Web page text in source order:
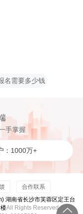
名需要多少钱
手掌握
：1000万+
合作联系
湖南省长沙市芙蓉区定王台
All Rights Reserved